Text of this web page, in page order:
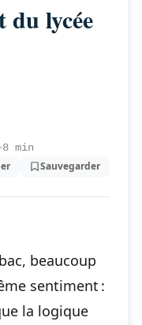
du lycée
8 min
Sauvegarder
beaucoup
sentiment :
la logique